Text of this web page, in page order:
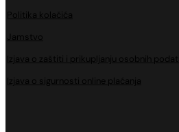
Politika kolačića
Jamstvo
Izjava o zaštiti i prikupljanju osobnih
Izjava o sigurnosti online plaćanja